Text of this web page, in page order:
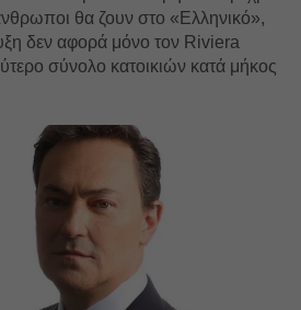
θα ζουν στο «Ελληνικό»,
δεν αφορά μόνο τον Riviera
σύνολο κατοικιών κατά μήκος